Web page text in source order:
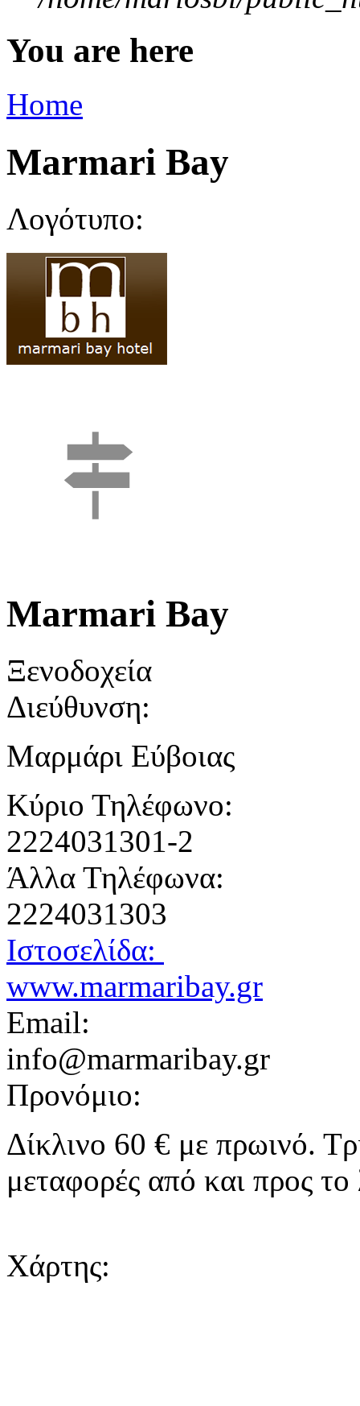
You are here
Home
Marmari Bay
Λογότυπο:
Marmari Bay
Ξενοδοχεία
Διεύθυνση:
Mαρμάρι Εύβοιας
Κύριο Τηλέφωνο:
2224031301-2
Άλλα Τηλέφωνα:
2224031303
Ιστοσελίδα:
www.marmaribay.gr
Email:
info@marmaribay.gr
Προνόμιο:
Δίκλινο 60 € με πρωινό.
μεταφορές από και προς το
Χάρτης: